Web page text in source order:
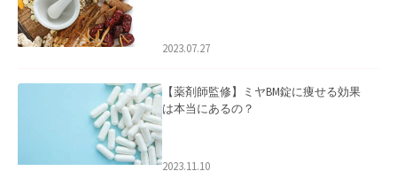
2023.07.27
【薬剤師監修】ミヤBM錠に痩せる効果
は本当にあるの？
2023.11.10